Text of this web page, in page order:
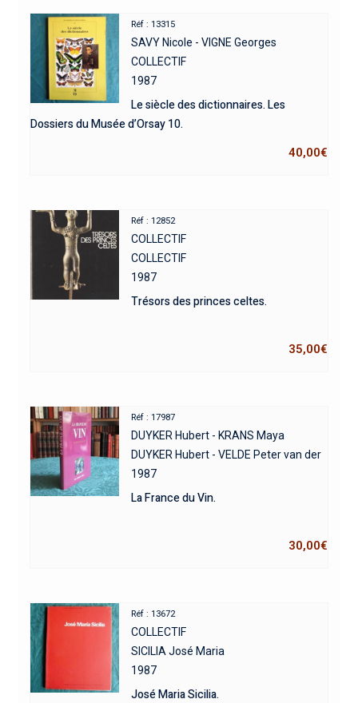
Réf : 13315
SAVY Nicole - VIGNE Georges
COLLECTIF
1987
Le siècle des dictionnaires. Les
Dossiers du Musée d’Orsay 10.
40,00€
Réf : 12852
COLLECTIF
COLLECTIF
1987
Trésors des princes celtes.
35,00€
Réf : 17987
DUYKER Hubert - KRANS Maya
DUYKER Hubert - VELDE Peter van der
1987
La France du Vin.
30,00€
Réf : 13672
COLLECTIF
SICILIA José Maria
1987
José Maria Sicilia.